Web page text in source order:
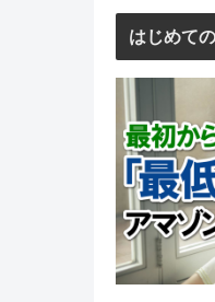
はじめて